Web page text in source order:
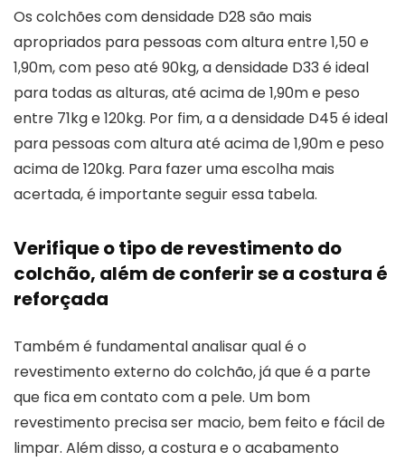
Os colchões com densidade D28 são mais
apropriados para pessoas com altura entre 1,50 e
1,90m, com peso até 90kg, a densidade D33 é ideal
para todas as alturas, até acima de 1,90m e peso
entre 71kg e 120kg. Por fim, a a densidade D45 é ideal
para pessoas com altura até acima de 1,90m e peso
acima de 120kg. Para fazer uma escolha mais
acertada, é importante seguir essa tabela.
Verifique o tipo de revestimento do
colchão, além de conferir se a costura é
reforçada
Também é fundamental analisar qual é o
revestimento externo do colchão, já que é a parte
que fica em contato com a pele. Um bom
revestimento precisa ser macio, bem feito e fácil de
limpar. Além disso, a costura e o acabamento